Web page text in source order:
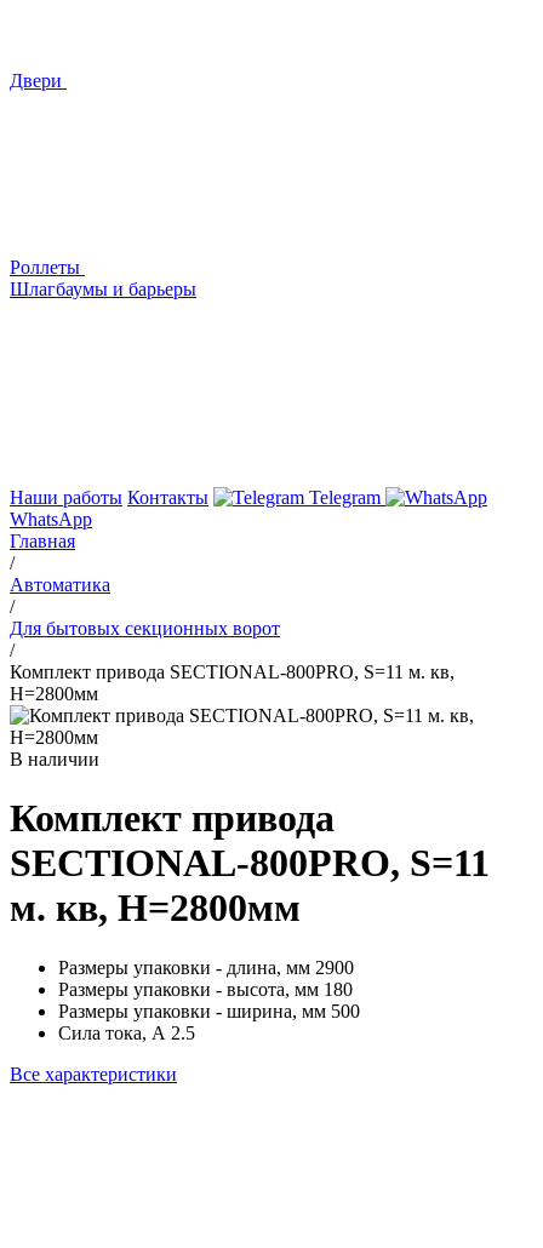
Двери
Роллеты
Шлагбаумы и барьеры
Наши работы Контакты
Telegram
WhatsApp
Главная
/
Автоматика
/
Для бытовых секционных ворот
/
Комплект привода SECTIONAL-800PRO, S=11 м. кв,
Н=2800мм
В наличии
Комплект привода
SECTIONAL-800PRO, S=11
м. кв, Н=2800мм
Размеры упаковки - длина, мм 2900
Размеры упаковки - высота, мм 180
Размеры упаковки - ширина, мм 500
Сила тока, А 2.5
Все характеристики